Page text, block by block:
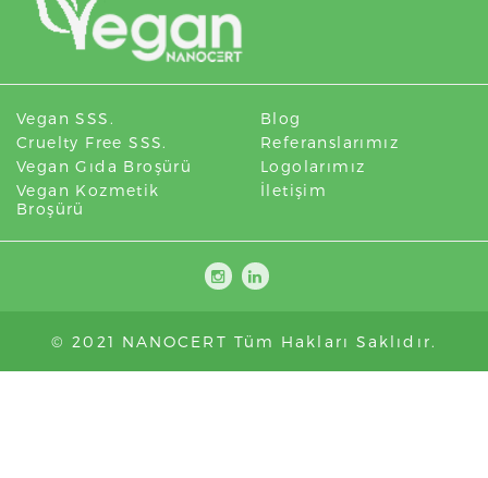
Vegan SSS.
Cruelty Free SSS.
Vegan Gıda Broşürü
Vegan Kozmetik
Broşürü
Blog
Referanslarımız
Logolarımız
İletişim
© 2021 NANOCERT Tüm Hakları Saklıdır.